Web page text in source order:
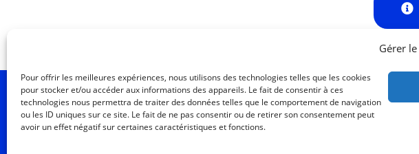
Gérer
Pour offrir les meilleures expériences, nous utilisons des technologies telles que les cookies
pour stocker et/ou accéder aux informations des appareils. Le fait de consentir à ces
technologies nous permettra de traiter des données telles que le comportement de navigation
ou les ID uniques sur ce site. Le fait de ne pas consentir ou de retirer son consentement peut
avoir un effet négatif sur certaines caractéristiques et fonctions.
Me Suivre :